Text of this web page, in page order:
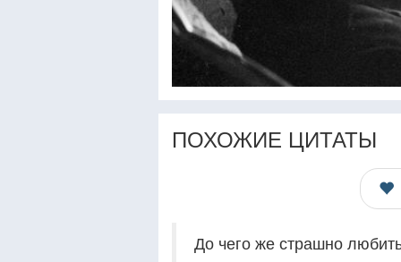
ПОХОЖИЕ ЦИТАТЫ
До чего же страшно